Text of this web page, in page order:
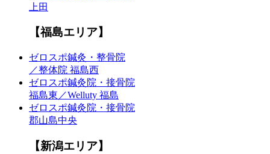
上田
【福島エリア】
ゼロスポ鍼灸・整骨院
／整体院 福島西
ゼロスポ鍼灸院・接骨院
福島東／Welluty 福島
ゼロスポ鍼灸院・接骨院
郡山島中央
【新潟エリア】